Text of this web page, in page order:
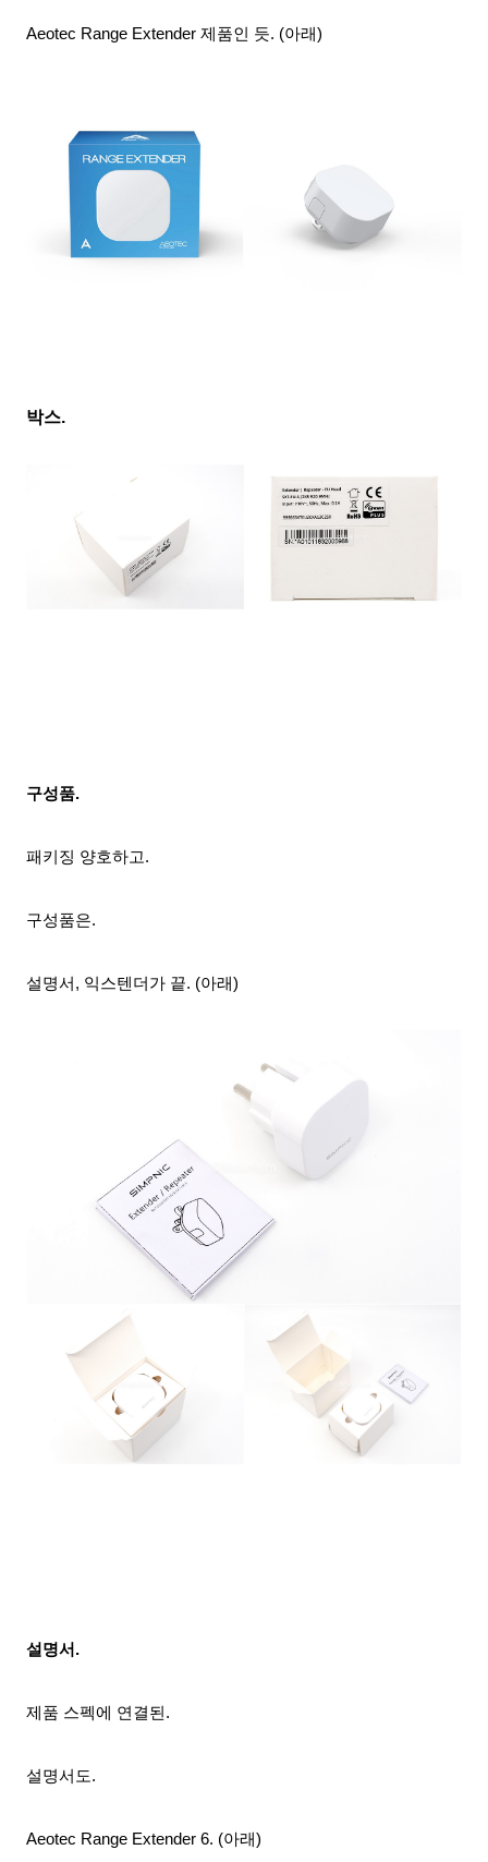
Aeotec Range Extender 제품인 듯. (아래)
박스.
구성품.
패키징 양호하고.
구성품은.
설명서, 익스텐더가 끝. (아래)
설명서.
제품 스펙에 연결된.
설명서도.
Aeotec Range Extender 6. (아래)